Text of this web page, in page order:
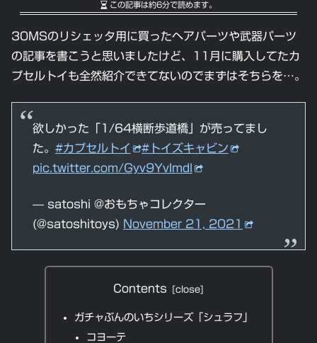
この記事は約6分で読めます。
30MSのリシェッタ用に買ったヘアパーツや武器パーツ
の記事を書こうと思いましたけど、11月に購入してたカ
プセルトイも全然紹介できてないのでまずはそちらを…。
欲しかった「1/64横断歩道橋」が売ってまし
た。 #カプセルトイ
#トイズキャビン
pic.twitter.com/Gyv9YvImdl
— satoshi @おもちゃコレクター
(@satoshitoys) November 21, 2021
Contents
ガチャぶんのいちシリーズ「シュラフ」
コヨーテ